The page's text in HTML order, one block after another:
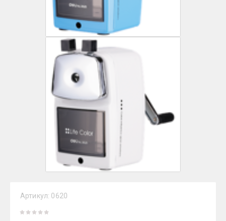
Артикул: 0620